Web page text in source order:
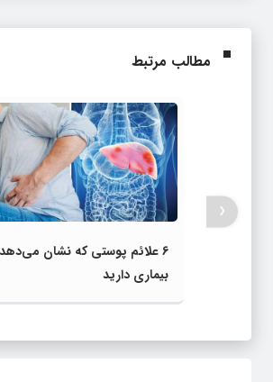
مطالب مرتبط
6 علائم پوستی که نشان
بیماری دارید
‹